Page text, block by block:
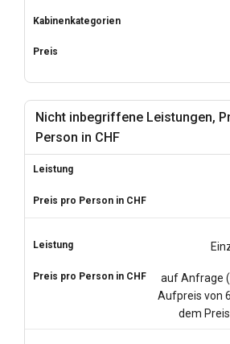
Nicht inbegriffene Leistungen,
Person in CHF
auf Anfrage
Aufpreis von
dem